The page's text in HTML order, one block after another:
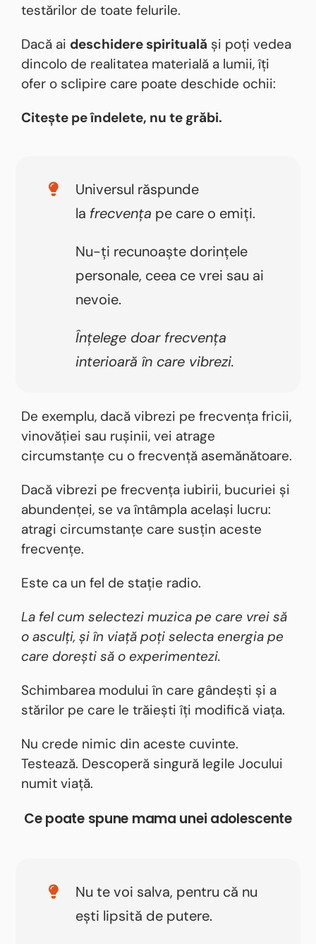
testărilor de toate felurile.
Dacă ai deschidere spirituală și poți vedea
dincolo de realitatea materială a lumii, îți
ofer o sclipire care poate deschide ochii:
Citește pe îndelete, nu te grăbi.
Universul răspunde
la frecvența pe care o emiți.
Nu-ți recunoaște dorințele
personale, ceea ce vrei sau ai
nevoie.
Înțelege doar frecvența
interioară în care vibrezi.
De exemplu, dacă vibrezi pe frecvența fricii,
vinovăției sau rușinii, vei atrage
circumstanțe cu o frecvență asemănătoare.
Dacă vibrezi pe frecvența iubirii, bucuriei și
abundenței, se va întâmpla același lucru:
atragi circumstanțe care susțin aceste
frecvențe.
Este ca un fel de stație radio.
La fel cum selectezi muzica pe care vrei să
o asculți, și în viață poți selecta energia pe
care dorești să o experimentezi.
Schimbarea modului în care gândești și a
stărilor pe care le trăiești îți modifică viața.
Nu crede nimic din aceste cuvinte.
Testează. Descoperă singură legile Jocului
numit viață.
Ce poate spune mama unei adolescente
Nu te voi salva, pentru că nu
ești lipsită de putere.